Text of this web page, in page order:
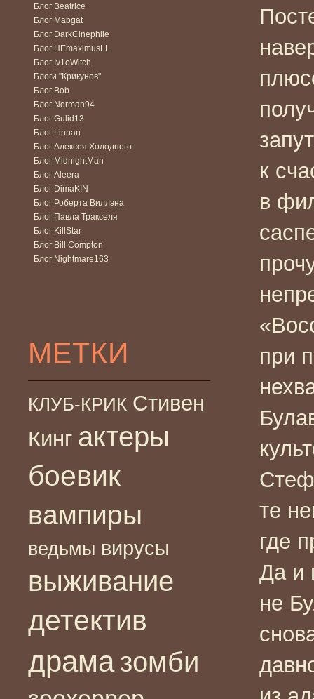
Блог Beatrice
Блог Mabgat
Блог DarkCinephile
Блог HEmaximusLL
Блог Iv1oWitch
Блоги "Крикунов"
Блог Bob
Блог Norman94
Блог Gulid13
Блог Linnan
Блог Алексея Холодного
Блог MidnightMan
Блог Aleera
Блог DimaKIN
Блог Роберта Виллэна
Блог Павла Тракселя
Блог KillStar
Блог Bill Compton
Блог Nightmare163
МЕТКИ
КЛУБ-КРИК Стивен
Кинг актеры
боевик
вампиры
ведьмы вирусы
выживание
детектив
драма зомби
к
в
при
те
где
Да и
не